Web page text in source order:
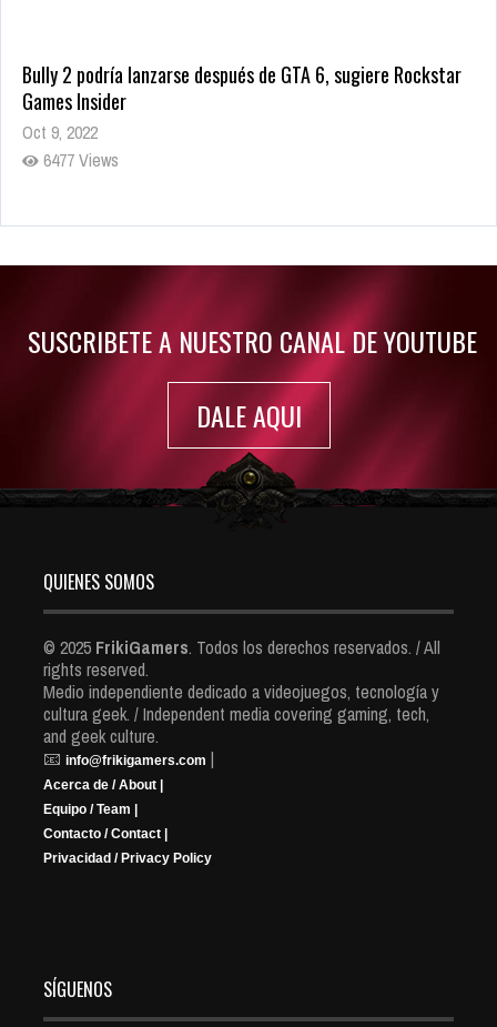
Bully 2 podría lanzarse después de GTA 6, sugiere Rockstar
Games Insider
Oct 9, 2022
6477 Views
Rumor: Se filtran los primeros detalles de Resident Evil 9
SUSCRIBETE A NUESTRO CANAL DE YOUTUBE
DALE AQUI
QUIENES SOMOS
© 2025 FrikiGamers. Todos los derechos reservados. / All
rights reserved.
Medio independiente dedicado a videojuegos, tecnología y
cultura geek. / Independent media covering gaming, tech,
and geek culture.
📧 info@frikigamers.com |
Acerca de / About |
Equipo / Team |
Contacto / Contact |
Privacidad / Privacy Policy
SÍGUENOS